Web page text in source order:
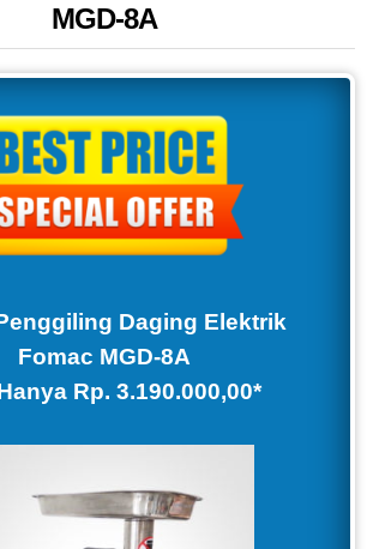
MGD-8A
Daging Elektrik
Fomac MGD-8A
Rp. 3.190.000,00*